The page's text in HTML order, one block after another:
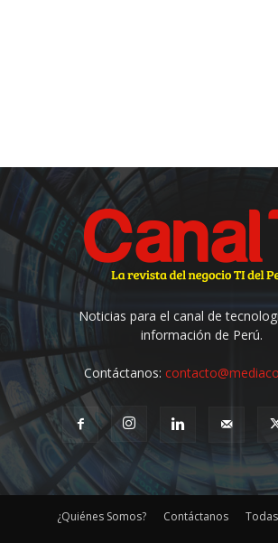
Noticias para el canal de
información de Perú.
Contáctanos:
¿Quiénes Somos? Contáctanos